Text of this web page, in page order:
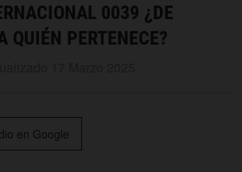
0039 ¿DE
QUIÉN PERTENECE?
en Google